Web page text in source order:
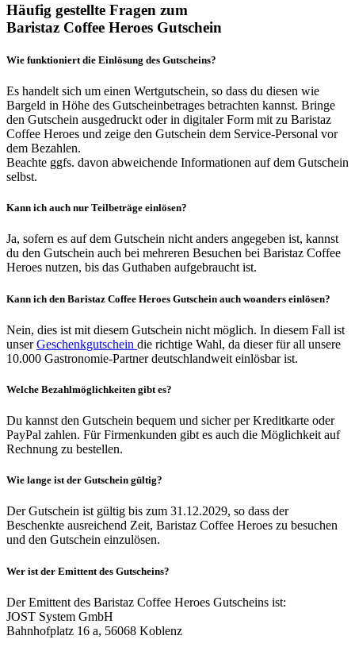
Häufig gestellte Fragen zum
Baristaz Coffee Heroes Gutschein
Wie funktioniert die Einlösung des Gutscheins?
Es handelt sich um einen Wertgutschein, so dass du diesen wie
Bargeld in Höhe des Gutscheinbetrages betrachten kannst. Bringe
den Gutschein ausgedruckt oder in digitaler Form mit zu Baristaz
Coffee Heroes und zeige den Gutschein dem Service-Personal vor
dem Bezahlen.
Beachte ggfs. davon abweichende Informationen auf dem Gutschein
selbst.
Kann ich auch nur Teilbeträge einlösen?
Ja, sofern es auf dem Gutschein nicht anders angegeben ist, kannst
du den Gutschein auch bei mehreren Besuchen bei Baristaz Coffee
Heroes nutzen, bis das Guthaben aufgebraucht ist.
Kann ich den Baristaz Coffee Heroes Gutschein auch woanders einlösen?
Nein, dies ist mit diesem Gutschein nicht möglich. In diesem Fall ist
unserGeschenkgutschein die richtige Wahl, da dieser für all unsere
10.000 Gastronomie-Partner deutschlandweit einlösbar ist.
Welche Bezahlmöglichkeiten gibt es?
Du kannst den Gutschein bequem und sicher per Kreditkarte oder
PayPal zahlen. Für Firmenkunden gibt es auch die Möglichkeit auf
Rechnung zu bestellen.
Wie lange ist der Gutschein gültig?
Der Gutschein ist gültig bis zum 31.12.2029, so dass der
Beschenkte ausreichend Zeit, Baristaz Coffee Heroes zu besuchen
und den Gutschein einzulösen.
Wer ist der Emittent des Gutscheins?
Der Emittent des Baristaz Coffee Heroes Gutscheins ist:
JOST System GmbH
Bahnhofplatz 16 a, 56068 Koblenz